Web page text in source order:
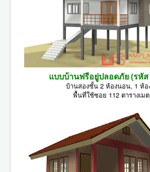
แบบบ้านฟรีอยู่ปลอดภัย (รหัส
บ้านสองชั้น 2 ห้องนอน, 1 ห้อ
พื้นที่ใช้ซอย 112 ตารางเม